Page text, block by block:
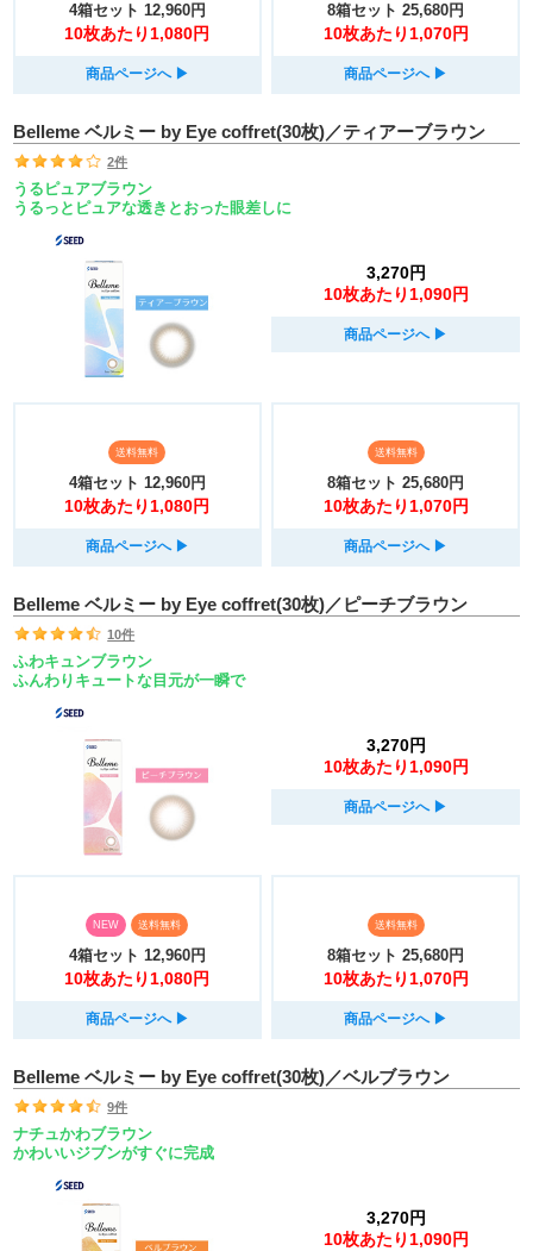
4箱セット 12,960円
10枚あたり1,080円
商品ページへ ▶︎
8箱セット 25,680円
10枚あたり1,070円
商品ページへ ▶︎
Belleme ベルミー by Eye coffret(30枚)／ティアーブラウン
2件
うるピュアブラウン
うるっとピュアな透きとおった眼差しに
3,270円
10枚あたり1,090円
商品ページへ ▶︎
送料無料
4箱セット 12,960円
10枚あたり1,080円
商品ページへ ▶︎
送料無料
8箱セット 25,680円
10枚あたり1,070円
商品ページへ ▶︎
Belleme ベルミー by Eye coffret(30枚)／ピーチブラウン
10件
ふわキュンブラウン
ふんわりキュートな目元が一瞬で
3,270円
10枚あたり1,090円
商品ページへ ▶︎
NEW 送料無料
4箱セット 12,960円
10枚あたり1,080円
商品ページへ ▶︎
送料無料
8箱セット 25,680円
10枚あたり1,070円
商品ページへ ▶︎
Belleme ベルミー by Eye coffret(30枚)／ベルブラウン
9件
ナチュかわブラウン
かわいいジブンがすぐに完成
3,270円
10枚あたり1,090円